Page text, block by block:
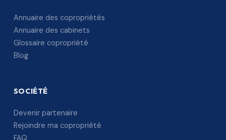
Annuaire des copropriétés
Annuaire des cabinets
Glossaire copropriété
Blog
SOCIÉTÉ
Devenir partenaire
Rejoindre ma copropriété
FAQ